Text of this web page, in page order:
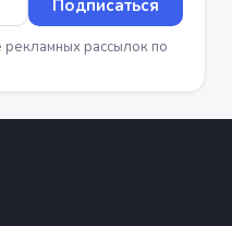
Подписаться
рекламных рассылок по